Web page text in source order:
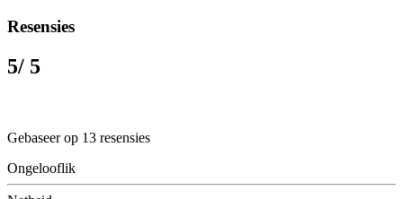
Resensies
5/ 5
Gebaseer op 13 resensies
Ongelooflik